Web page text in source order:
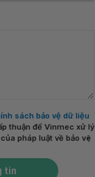
sách bảo vệ dữ liệu
thuận để Vinmec xử lý
pháp luật về bảo vệ
tin